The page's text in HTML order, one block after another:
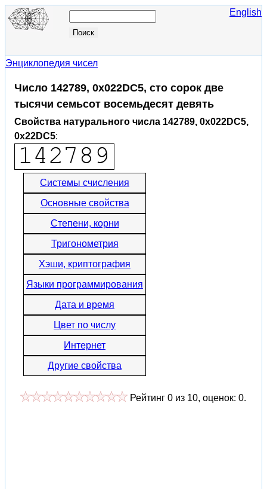
English
Энциклопедия чисел
Число 142789, 0x022DC5, сто сорок две
тысячи семьсот восемьдесят девять
Свойства натурального числа 142789, 0x022DC5,
0x22DC5:
Системы счисления
Основные свойства
Степени, корни
Тригонометрия
Хэши, криптография
Языки программирования
Дата и время
Цвет по числу
Интернет
Другие свойства
Рейтинг 0 из 10, оценок: 0.